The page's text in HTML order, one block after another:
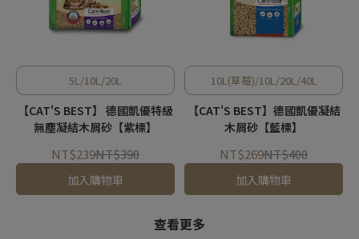
5L/10L/20L
【CAT'S BEST】 德國凱優特級
無塵凝結木屑砂【紫標】
NT$239NT$390
加入購物車
10L(草莓)/10L/20L/40L
【CAT'S BEST】德國凱優凝結
木屑砂【藍標】
NT$269NT$400
加入購物車
查看更多